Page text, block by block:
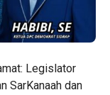
Legislator
SarKanaah dan